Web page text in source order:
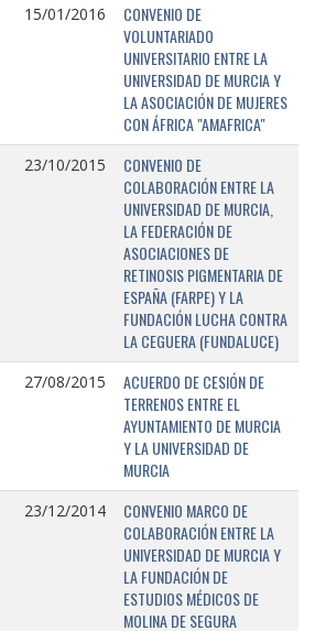
15/01/2016
CONVENIO DE
VOLUNTARIADO
UNIVERSITARIO ENTRE LA
UNIVERSIDAD DE MURCIA Y
LA ASOCIACIÓN DE MUJERES
CON ÁFRICA "AMAFRICA"
23/10/2015
CONVENIO DE
COLABORACIÓN ENTRE LA
UNIVERSIDAD DE MURCIA,
LA FEDERACIÓN DE
ASOCIACIONES DE
RETINOSIS PIGMENTARIA DE
ESPAÑA (FARPE) Y LA
FUNDACIÓN LUCHA CONTRA
LA CEGUERA (FUNDALUCE)
27/08/2015
ACUERDO DE CESIÓN DE
TERRENOS ENTRE EL
AYUNTAMIENTO DE MURCIA
Y LA UNIVERSIDAD DE
MURCIA
23/12/2014
CONVENIO MARCO DE
COLABORACIÓN ENTRE LA
UNIVERSIDAD DE MURCIA Y
LA FUNDACIÓN DE
ESTUDIOS MÉDICOS DE
MOLINA DE SEGURA